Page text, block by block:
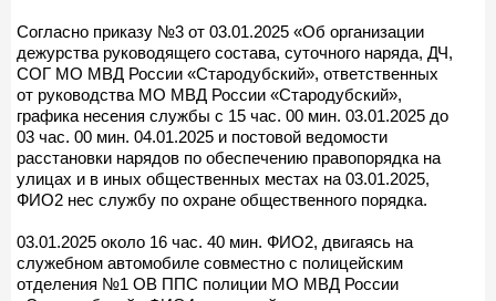
Согласно приказу №3 от 03.01.2025 «Об организации
дежурства руководящего состава, суточного наряда, ДЧ,
СОГ МО МВД России «Стародубский», ответственных
от руководства МО МВД России «Стародубский»,
графика несения службы с 15 час. 00 мин. 03.01.2025 до
03 час. 00 мин. 04.01.2025 и постовой ведомости
расстановки нарядов по обеспечению правопорядка на
улицах и в иных общественных местах на 03.01.2025,
ФИО2 нес службу по охране общественного порядка.
03.01.2025 около 16 час. 40 мин. ФИО2, двигаясь на
служебном автомобиле совместно с полицейским
отделения №1 ОВ ППС полиции МО МВД России